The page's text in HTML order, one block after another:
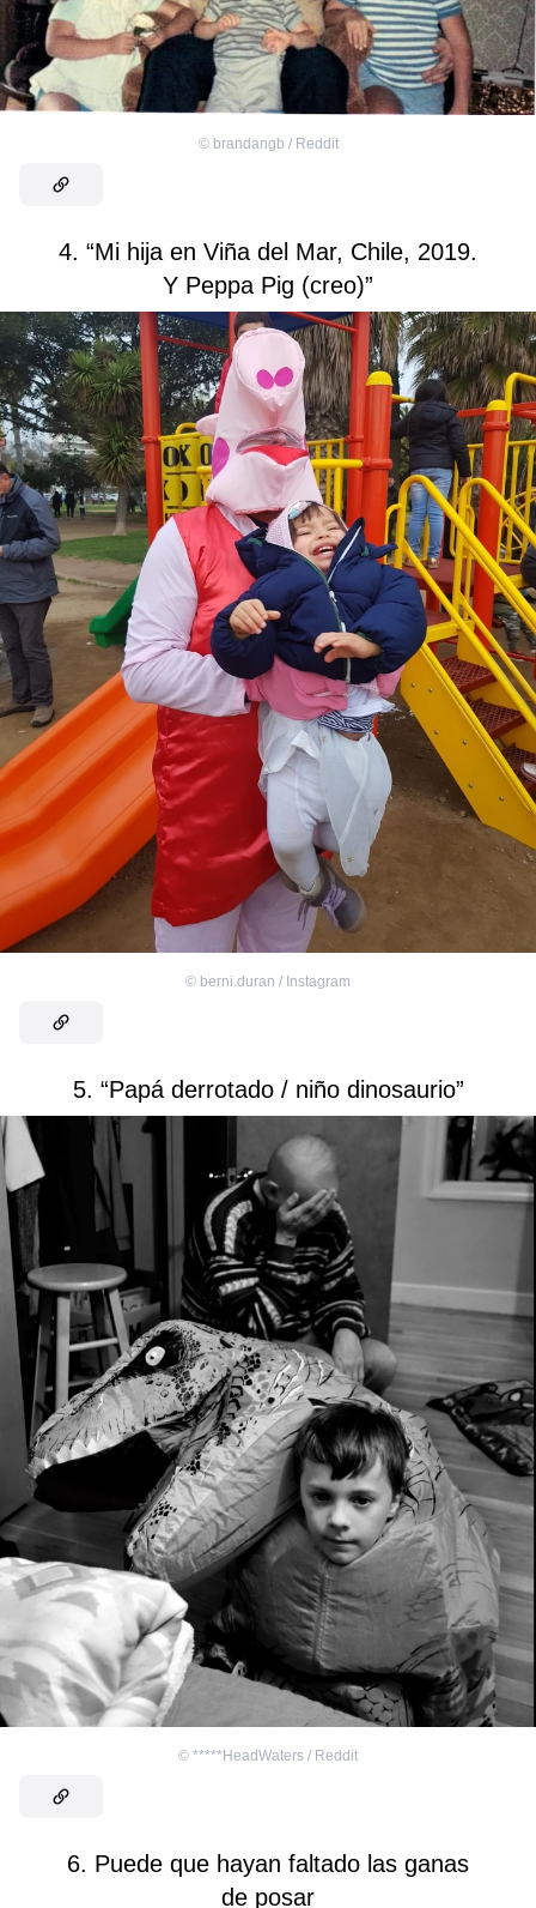
© brandangb / Reddit
4. “Mi hija en Viña del Mar, Chile, 2019.
Y Peppa Pig (creo)”
© berni.duran / Instagram
5. “Papá derrotado / niño dinosaurio”
© *****HeadWaters / Reddit
6. Puede que hayan faltado las ganas
de posar